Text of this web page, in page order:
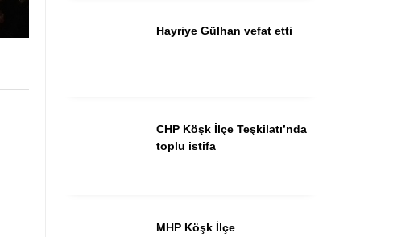
Hayriye Gülhan vefat etti
CHP Köşk İlçe Teşkilatı’nda
toplu istifa
MHP Köşk İlçe